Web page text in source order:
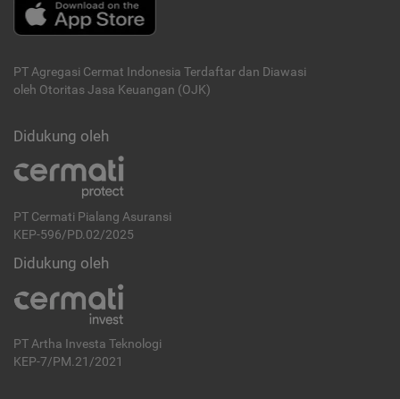
PT Agregasi Cermat Indonesia Terdaftar dan Diawasi
oleh Otoritas Jasa Keuangan (OJK)
Didukung oleh
PT Cermati Pialang Asuransi
KEP-596/PD.02/2025
Didukung oleh
PT Artha Investa Teknologi
KEP-7/PM.21/2021